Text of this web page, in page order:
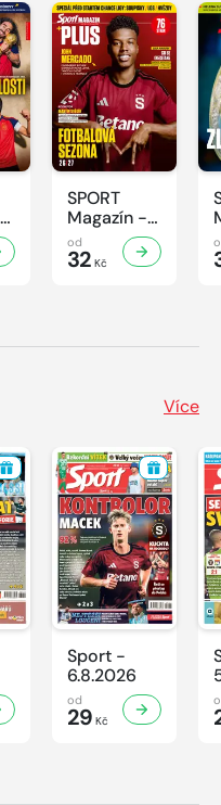
SPORT
Magazín -
30/2026
od
32 Kč
Více
Sport -
6.8.2026
od
29 Kč